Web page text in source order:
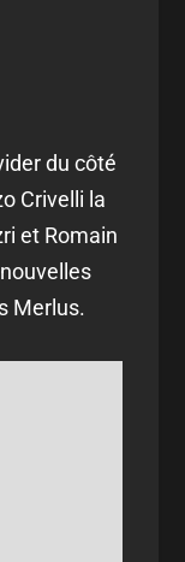
du côté
Crivelli la
et Romain
Merlus.